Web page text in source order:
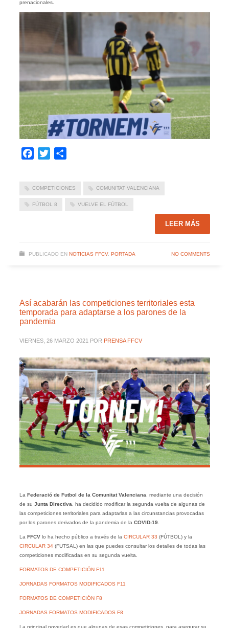
prenacionales.
Facebook
Twitter
COMPETICIONES COMUNITAT VALENCIANA
FÚTBOL 8 VUELVE EL FÚTBOL
LEER MÁS
PUBLICADO EN NOTICIAS FFCV, PORTADA NO COMMENTS
Así acabarán las competiciones territoriales esta
temporada para adaptarse a los parones de la
pandemia
VIERNES, 26 MARZO 2021 POR PRENSA FFCV
La Federació de Futbol de la Comunitat Valenciana , mediante una decisión
de su Junta Directiva , ha decidido modificar la segunda vuelta de algunas de
las competiciones territoriales para adaptarlas a las circunstancias provocadas
por los parones derivados de la pandemia de la COVID-19.
La FFCVlo ha hecho público a través de la CIRCULAR 33 (FÚTBOL) y la
CIRCULAR 34(FUTSAL) en las que puedes consultar los detalles de todas las
competiciones modificadas en su segunda vuelta.
FORMATOS DE COMPETICIÓN F11
JORNADAS FORMATOS MODIFICADOS F11
FORMATOS DE COMPETICIÓN F8
JORNADAS FORMATOS MODIFICADOS F8
La principal novedad es que algunas de esas competiciones, para asegurar su